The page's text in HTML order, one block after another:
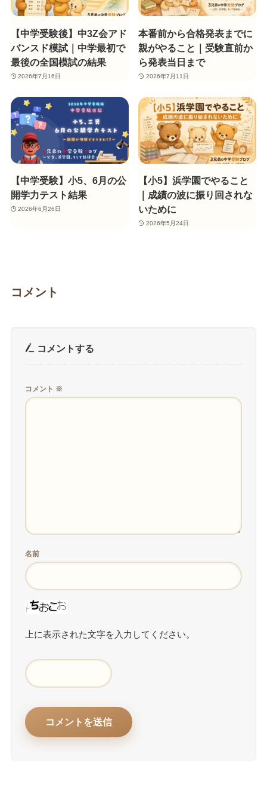
【中学受験後】中3Z会アド
バンスド模試｜中学最初で
最後の全国模試の結果
2026年7月16日
本番前から合格発表までに
親がやること｜受験直前か
ら発表当日まで
2026年7月11日
【中学受験】小5、6月の公
開学力テスト結果
2026年6月26日
【小5】浜学園でやること
｜成績の波に振り回されな
いために
2026年5月24日
コメント
コメントする
コメント ※
名前
上に表示された文字を入力してください。